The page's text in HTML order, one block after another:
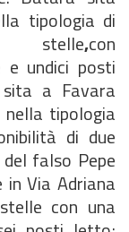
tipologia di
stelle,con
e undici posti
a Favara
nella tipologia
di due
falso Pepe
Via Adriana
con una